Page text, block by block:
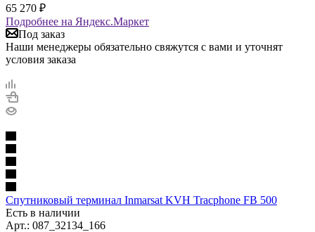
65 270 ₽
Подробнее на Яндекс.Маркет
Под заказ
Наши менеджеры обязательно свяжутся с вами и уточнят
условия заказа
Спутниковый терминал Inmarsat KVH Tracphone FB 500
Есть в наличии
Арт.: 087_32134_166